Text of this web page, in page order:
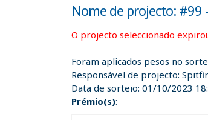
Nome de projecto: #99
O projecto seleccionado
Foram aplicados pesos no
Responsável de projecto:
Data de sorteio: 01/10/2023
Prémio(s):